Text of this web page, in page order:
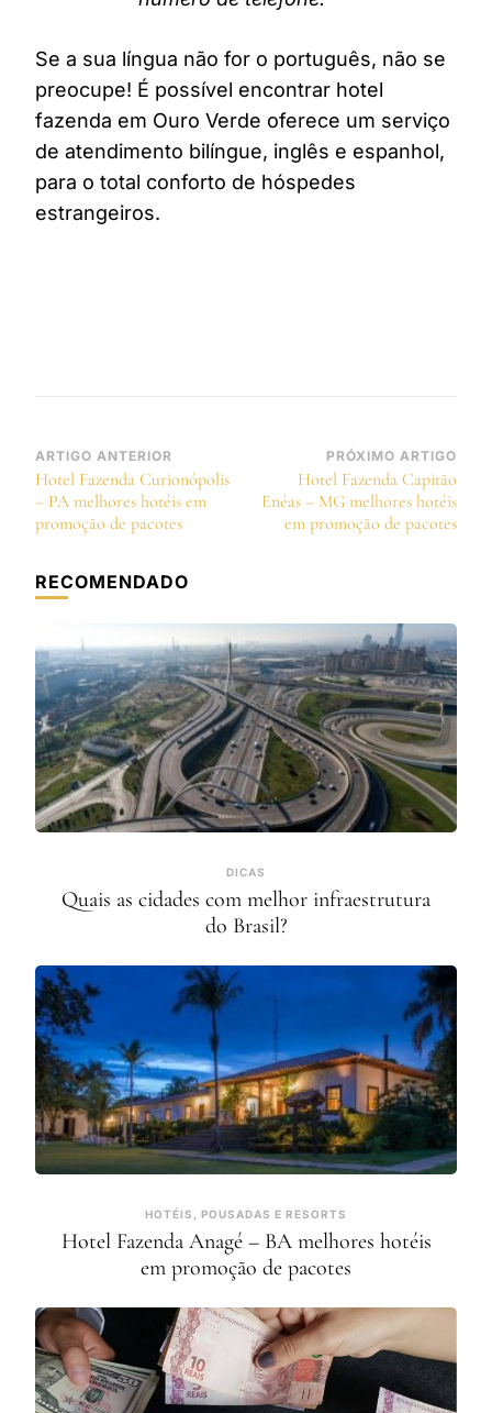
Se a sua língua não for o português, não se
preocupe! É possível encontrar hotel
fazenda em Ouro Verde oferece um serviço
de atendimento bilíngue, inglês e espanhol,
para o total conforto de hóspedes
estrangeiros.
Navegação
de
post
ARTIGO ANTERIOR
Hotel Fazenda Curionópolis
– PA melhores hotéis em
promoção de pacotes
PRÓXIMO ARTIGO
Hotel Fazenda Capitão
Enéas – MG melhores hotéis
em promoção de pacotes
RECOMENDADO
DICAS
Quais as cidades com melhor infraestrutura
do Brasil?
HOTÉIS, POUSADAS E RESORTS
Hotel Fazenda Anagé – BA melhores hotéis
em promoção de pacotes